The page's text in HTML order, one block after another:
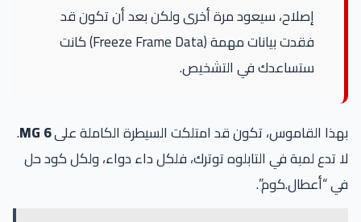
إصلاح، سيعود مرة أخرى ولكن بعد أن تكون قد
فقدت بيانات مهمة (Freeze Frame Data) كانت
ستساعدك في التشخيص.
بهذا القاموس، تكون قد امتلكت السيطرة الكاملة علىMG 6
.
لا تدع لمبة في التابلوه توترك، فلكل داء دواء، ولكل كود حل
في “أعطال.كوم”.